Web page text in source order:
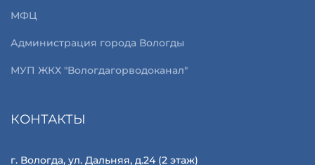
МФЦ
Администрация города Вологды
МУП ЖКХ "Вологдагорводоканал"
КОНТАКТЫ
г. Вологда, ул. Дальняя, д.24 (2 этаж)